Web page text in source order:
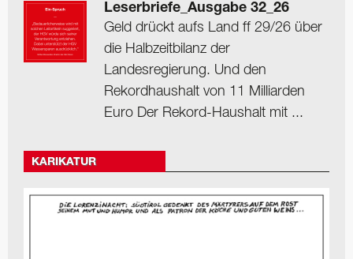
Leserbriefe_Ausgabe 32_26
Geld drückt aufs Land ff 29/26 über
die Halbzeitbilanz der
Landesregierung. Und den
Rekordhaushalt von 11 Milliarden
Euro Der Rekord-Haushalt mit ...
KARIKATUR